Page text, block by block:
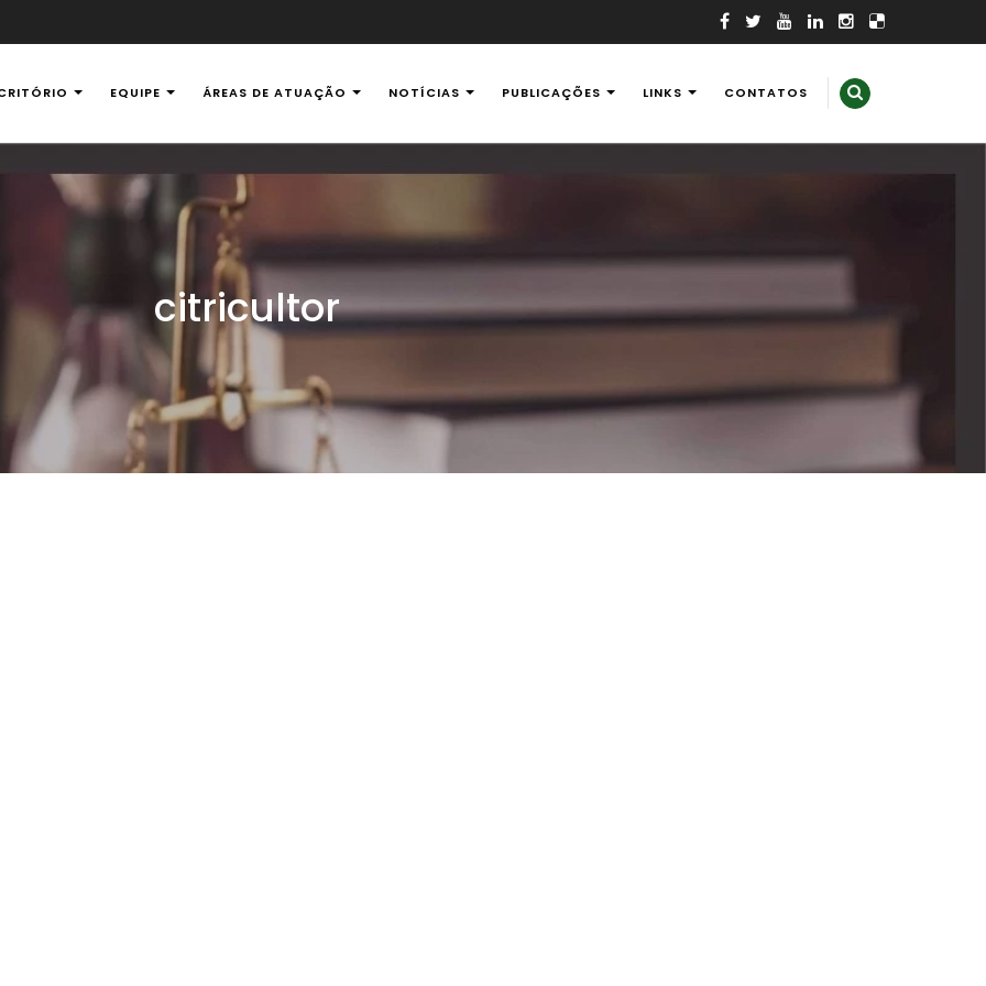
Ambiental
EQUIPE ÁREAS DE ATUAÇÃO NOTÍCIAS PUBLICAÇÕES LINKS CONTATOS
citricultor